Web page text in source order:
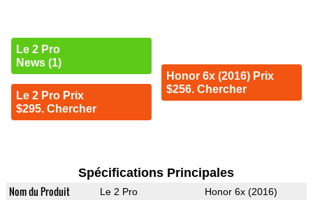
Le 2 Pro
News (1)
Le 2 Pro Prix
$295. Chercher
Honor 6x (2016) Prix
$256. Chercher
Spécifications Principales
Nom du Produit Le 2 Pro Honor 6x (2016)